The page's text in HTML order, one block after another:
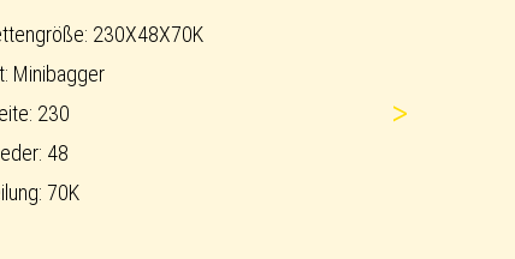
230X48X70K
Minibagger
230
48
70K
>